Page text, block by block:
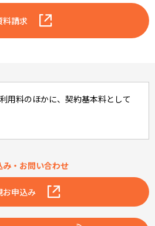
となります。
種による国外からご自宅のケーブ
ついては割引されません。
料および電話リレーサービス料が
てはauホームページをご確累く
料請求
用料のほかに、契約基本料として
み・お問い合わせ
お申込み